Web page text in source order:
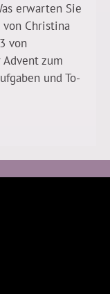
erwarten Sie
Christina
von
zum
und To-